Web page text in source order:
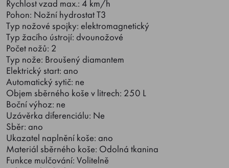
Rychlost vzad max.: 4 km/h
Pohon: Nožní hydrostat T3
Typ nožové spojky: elektromagnetický
Typ žacího ústrojí: dvounožové
Počet nožů: 2
Typ nože: Broušený diamantem
Elektrický start: ano
Automatický sytič: ne
Objem sběrného koše v litrech: 250 L
Boční výhoz: ne
Uzávěrka diferenciálu: Ne
Sběr: ano
Ukazatel naplnění koše: ano
Materiál sběrného koše: Odolná tkanina
Funkce mulčování: Volitelně